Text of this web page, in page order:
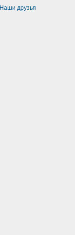
Наши друзья